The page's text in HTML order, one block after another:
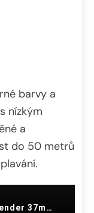
barvy a
nízkým
a
do 50 metrů